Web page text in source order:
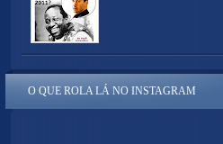
O QUE ROLA LÁ NO INSTAGRAM